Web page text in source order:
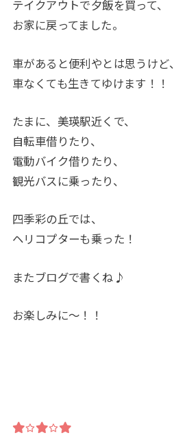
テイクアウトで夕飯を買って、
お家に戻ってました。
車があると便利やとは思うけど、
車なくても生きてゆけます！！
たまに、美瑛駅近くで、
自転車借りたり、
電動バイク借りたり、
観光バスに乗ったり、
四季彩の丘では、
ヘリコプターも乗った！
またブログで書くね♪
お楽しみに〜！！